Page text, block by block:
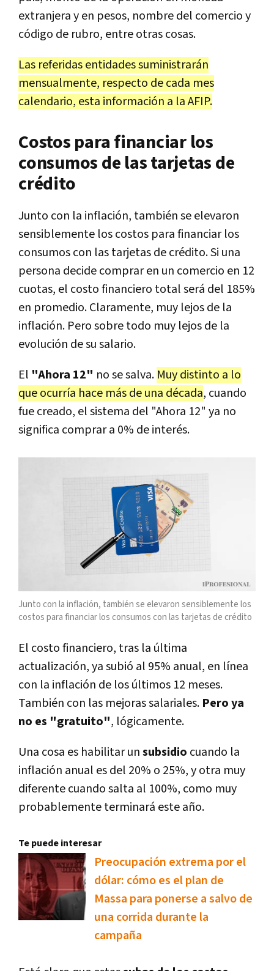
extranjera y en pesos, nombre del comercio y
código de rubro, entre otras cosas.
Las referidas entidades suministrarán
mensualmente, respecto de cada mes
calendario, esta información a la AFIP.
Costos para financiar los
consumos de las tarjetas de
crédito
Junto con la inflación, también se elevaron
sensiblemente los costos para financiar los
consumos con las tarjetas de crédito. Si una
persona decide comprar en un comercio en 12
cuotas, el costo financiero total será del 185%
en promedio. Claramente, muy lejos de la
inflación. Pero sobre todo muy lejos de la
evolución de su salario.
El "Ahora 12" no se salva. Muy distinto a lo
que ocurría hace más de una década, cuando
fue creado, el sistema del "Ahora 12" ya no
significa comprar a 0% de interés.
Junto con la inflación, también se elevaron sensiblemente los
costos para financiar los consumos con las tarjetas de crédito
El costo financiero, tras la última
actualización, ya subió al 95% anual, en línea
con la inflación de los últimos 12 meses.
También con las mejoras salariales. Pero ya
no es "gratuito", lógicamente.
Una cosa es habilitar unsubsidio cuando la
inflación anual es del 20% o 25%, y otra muy
diferente cuando salta al 100%, como muy
probablemente terminará este año.
Te puede interesar
Preocupación extrema por el
dólar: cómo es el plan de
Massa para ponerse a salvo de
una corrida durante la
campaña